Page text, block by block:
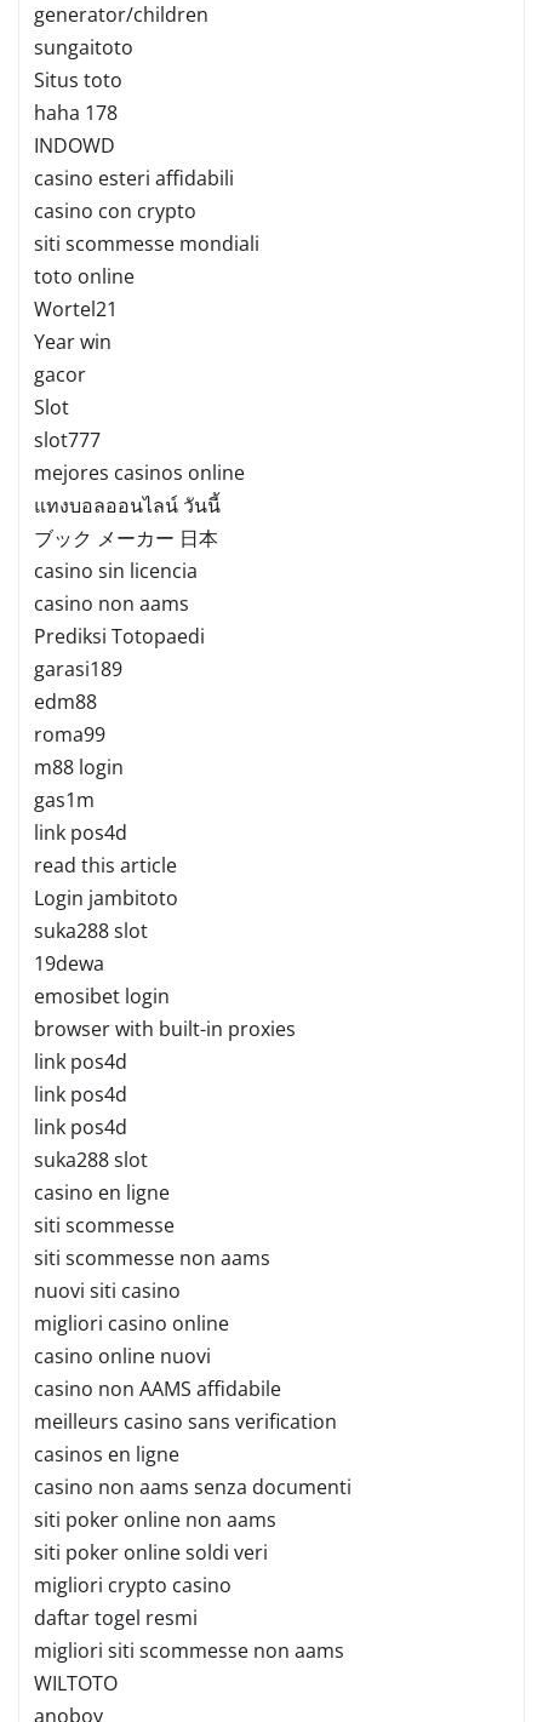
generator/children
sungaitoto
Situs toto
haha 178
INDOWD
casino esteri affidabili
casino con crypto
siti scommesse mondiali
toto online
Wortel21
Year win
gacor
Slot
slot777
mejores casinos online
แทงบอลออนไลน์ วันนี้
ブック メーカー 日本
casino sin licencia
casino non aams
Prediksi Totopaedi
garasi189
edm88
roma99
m88 login
gas1m
link pos4d
read this article
Login jambitoto
suka288 slot
19dewa
emosibet login
browser with built-in proxies
link pos4d
link pos4d
link pos4d
suka288 slot
casino en ligne
siti scommesse
siti scommesse non aams
nuovi siti casino
migliori casino online
casino online nuovi
casino non AAMS affidabile
meilleurs casino sans verification
casinos en ligne
casino non aams senza documenti
siti poker online non aams
siti poker online soldi veri
migliori crypto casino
daftar togel resmi
migliori siti scommesse non aams
WILTOTO
anoboy